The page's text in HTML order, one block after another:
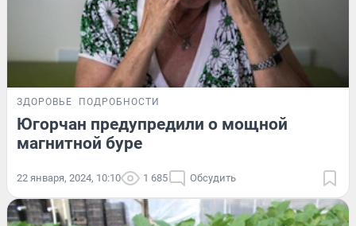
ЗДОРОВЬЕ ПОДРОБНОСТИ
Югорчан предупредили о мощной
магнитной буре
22 января, 2024, 10:10 1 685 Обсудить